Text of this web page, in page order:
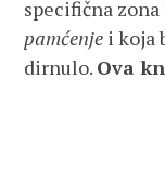
specifična
pamćenje i koja
dirnulo. Ova